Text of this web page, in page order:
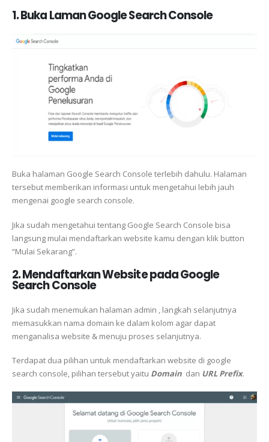
1. Buka Laman Google Search Console
Buka halaman Google Search Console terlebih dahulu. Halaman
tersebut memberikan informasi untuk mengetahui lebih jauh
mengenai google search console.
Jika sudah mengetahui tentang Google Search Console bisa
langsung mulai mendaftarkan website kamu dengan klik button
“Mulai Sekarang”.
2. Mendaftarkan Website pada Google
Search Console
Jika sudah menemukan halaman admin , langkah selanjutnya
memasukkan nama domain ke dalam kolom agar dapat
menganalisa website & menuju proses selanjutnya.
Terdapat dua pilihan untuk mendaftarkan website di google
search console, pilihan tersebut yaitu Domain dan URL Prefix.